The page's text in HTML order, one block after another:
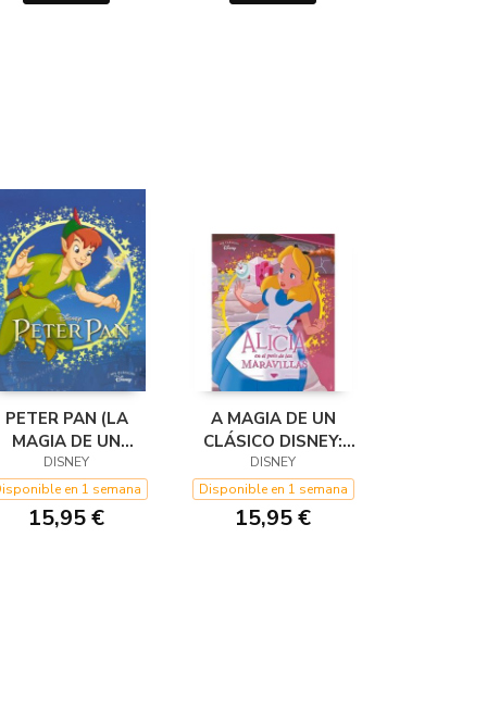
PETER PAN (LA
MAGIA DE UN
CLÁSICO DISNEY)
DISNEY
en 1 semana
15,95 €
A MAGIA DE UN
CLÁSICO DISNEY:
ALICIA EN EL PAÍS
DE LAS
MARAVILLAS
DISNEY
Disponible en 1 semana
15,95 €